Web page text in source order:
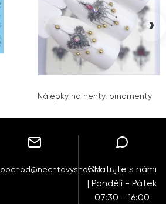
Nálepky na nehty, ornamenty
›
obchod@nechtovyshop.skChatujte s námi
| Pondělí - Pátek
07:30 - 16:00